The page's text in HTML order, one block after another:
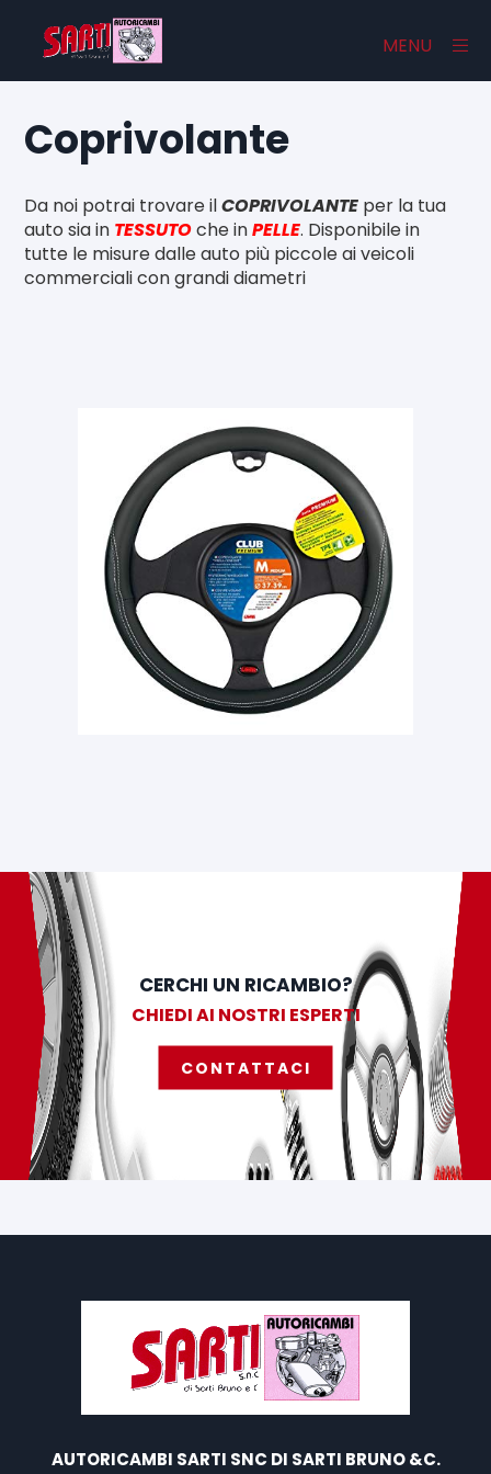
MENU
×
Home
Catalogo
Chi Siamo
Coprivolante
Da noi potrai trovare ilCOPRIVOLANTE per la tua
auto sia in TESSUTOche inPELLE. Disponibile in
tutte le misure dalle auto più piccole ai veicoli
commerciali con grandi diametri
CERCHI UN RICAMBIO?
CHIEDI AI NOSTRI ESPERTI
CONTATTACI
AUTORICAMBI SARTI SNC DI SARTI BRUNO &C.